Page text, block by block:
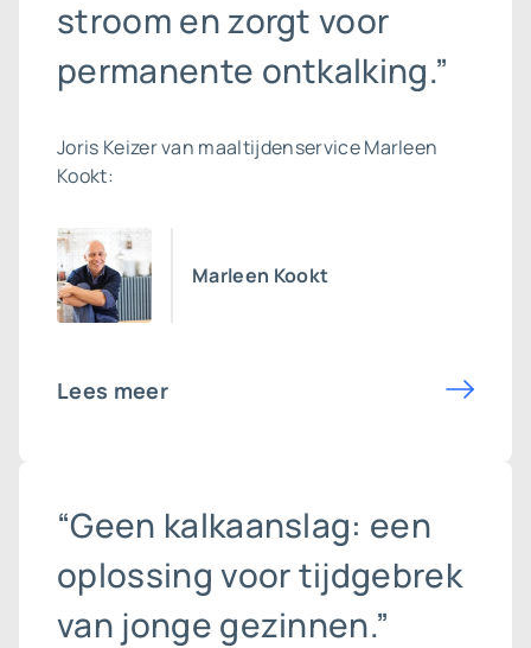
stroom en zorgt voor
permanente ontkalking.”
Joris Keizer van maaltijdenservice Marleen
Kookt:
Marleen Kookt
Lees meer
“Geen kalkaanslag: een
oplossing voor tijdgebrek
van jonge gezinnen.”